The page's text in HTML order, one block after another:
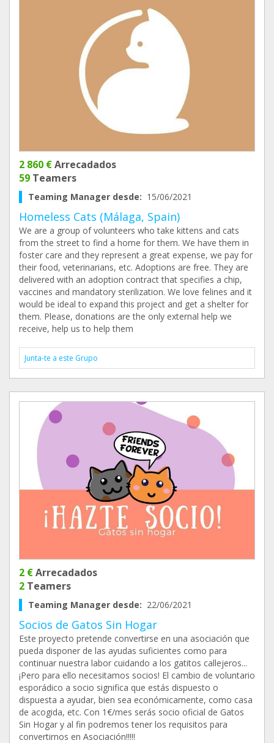
2 860 €Arrecadados
59 Teamers
Teaming Manager desde: 15/06/2021
Homeless Cats (Málaga, Spain)
We are a group of volunteers who take kittens and cats
from the street to find a home for them. We have them in
foster care and they represent a great expense, we pay for
their food, veterinarians, etc. Adoptions are free. They are
delivered with an adoption contract that specifies a chip,
vaccines and mandatory sterilization. We love felines and it
would be ideal to expand this project and get a shelter for
them. Please, donations are the only external help we
receive, help us to help them
Junta-te a este Grupo
2 €Arrecadados
2 Teamers
Teaming Manager desde: 22/06/2021
Socios de Gatos Sin Hogar
Este proyecto pretende convertirse en una asociación que
pueda disponer de las ayudas suficientes como para
continuar nuestra labor cuidando a los gatitos callejeros...
¡Pero para ello necesitamos socios! El cambio de voluntario
esporádico a socio significa que estás dispuesto o
dispuesta a ayudar, bien sea económicamente, como casa
de acogida, etc. Con 1€/mes serás socio oficial de Gatos
Sin Hogar y al fin podremos tener los requisitos para
convertirnos en Asociación!!!!!